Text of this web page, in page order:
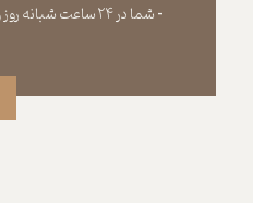
​​​​​​​​​​​​​​- شما در ۲۴ ساعت شبانه روز و ۷ روز هفته می‌‏توانید سفارش خود را ثبت کنید.